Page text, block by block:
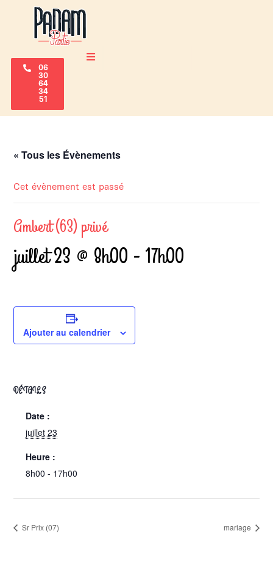
06
30
64
34
51
« Tous les Évènements
Cet évènement est passé
Ambert (63) privé
juillet 23 @ 8h00 -17h00
Ajouter au calendrier
DÉTAILS
Date :
juillet 23
Heure :
8h00 - 17h00
Sr Prix (07) mariage